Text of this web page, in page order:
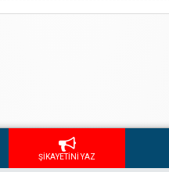
/Yardım/Bize Yazın